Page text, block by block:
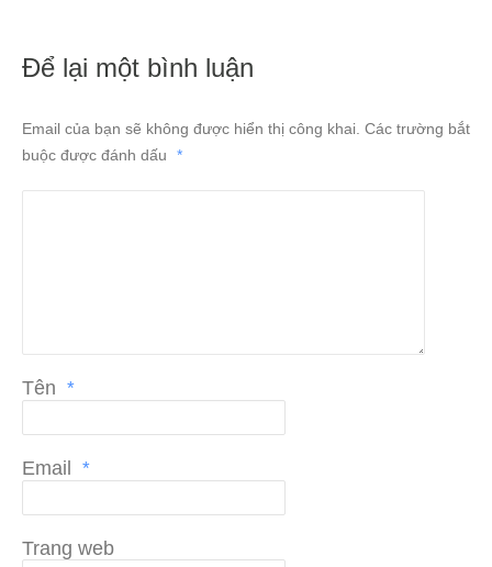
Để lại một bình luận
Email của bạn sẽ không được hiển thị công khai. Các trường bắt
buộc được đánh dấu
*
Tên *
Email *
Trang web